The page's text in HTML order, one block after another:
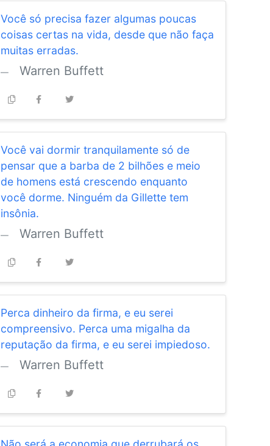
Você só precisa fazer algumas poucas
coisas certas na vida, desde que não faça
muitas erradas.
Warren Buffett
Você vai dormir tranquilamente só de
pensar que a barba de 2 bilhões e meio
de homens está crescendo enquanto
você dorme. Ninguém da Gillette tem
insônia.
Warren Buffett
Perca dinheiro da firma, e eu serei
compreensivo. Perca uma migalha da
reputação da firma, e eu serei impiedoso.
Warren Buffett